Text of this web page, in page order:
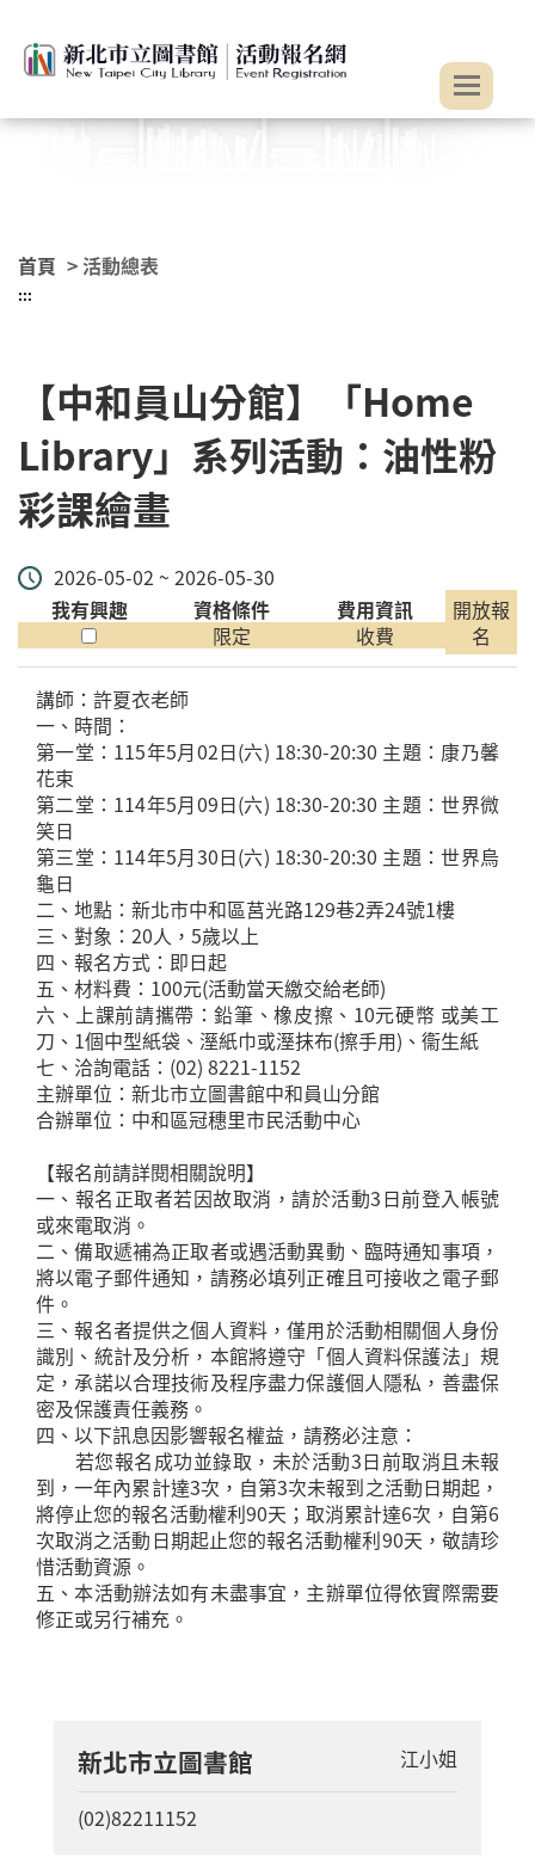
首頁 > 活動總表
:::
【中和員山分館】「Home
Library」系列活動：油性粉
彩課繪畫
2026-05-02 ~ 2026-05-30
我有興趣
資格條件
限定
費用資訊
收費
開放報
名
講師：許夏衣老師
一、時間：
第一堂：115年5月02日(六) 18:30-20:30 主題：康乃馨
花束
第二堂：114年5月09日(六) 18:30-20:30 主題：世界微
笑日
第三堂：114年5月30日(六) 18:30-20:30 主題：世界烏
龜日
二、地點：新北市中和區莒光路129巷2弄24號1樓
三、對象：20人，5歲以上
四、報名方式：即日起
五、材料費：100元(活動當天繳交給老師)
六、上課前請攜帶：鉛筆、橡皮擦、10元硬幣 或美工
刀、1個中型紙袋、溼紙巾或溼抹布(擦手用)、衞生紙
七、洽詢電話：(02) 8221-1152
主辦單位：新北市立圖書館中和員山分館
合辦單位：中和區冠穗里市民活動中心
【報名前請詳閱相關說明】
一、報名正取者若因故取消，請於活動3日前登入帳號
或來電取消。
二、備取遞補為正取者或遇活動異動、臨時通知事項，
將以電子郵件通知，請務必填列正確且可接收之電子郵
件。
三、報名者提供之個人資料，僅用於活動相關個人身份
識別、統計及分析，本館將遵守「個人資料保護法」規
定，承諾以合理技術及程序盡力保護個人隱私，善盡保
密及保護責任義務。
四、以下訊息因影響報名權益，請務必注意：
若您報名成功並錄取，未於活動3日前取消且未報
到，一年內累計達3次，自第3次未報到之活動日期起，
將停止您的報名活動權利90天；取消累計達6次，自第6
次取消之活動日期起止您的報名活動權利90天，敬請珍
惜活動資源。
五、本活動辦法如有未盡事宜，主辦單位得依實際需要
修正或另行補充。
新北市立圖書館 江小姐
(02)82211152